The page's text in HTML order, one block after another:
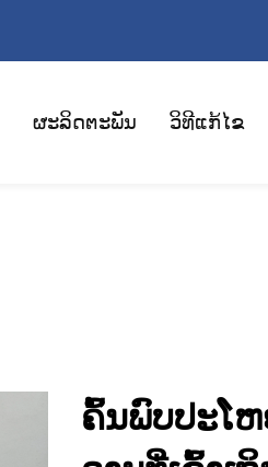
ຜະລິດຕະພັນ ວິທີແກ້ໄຂ
ຄົ້ນພົບປະໂ